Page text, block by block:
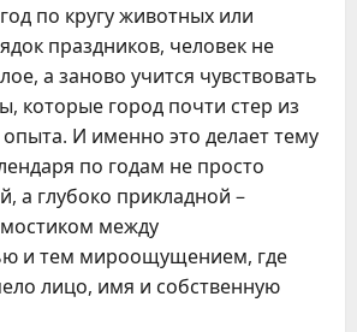
по кругу животных или
праздников, человек не
а заново учится чувствовать
которые город почти стер из
И именно это делает тему
по годам не просто
а глубоко прикладной –
между
и тем мироощущением, где
лицо, имя и собственную